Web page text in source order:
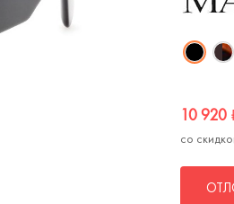
10 920
со